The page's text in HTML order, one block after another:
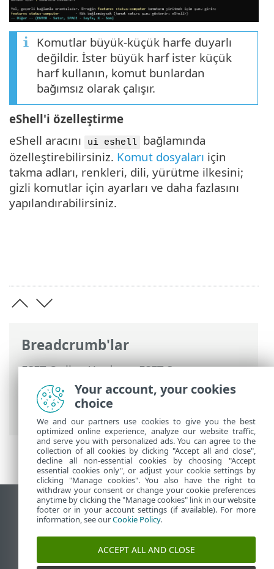
Breadcrumb'lar
ESET Online Yardım>ESET Server
Security
>Komut için argüman olarak
ESET Server Security
Araçlar
Shell
Komutlar büyük-küçük harfe duyarlı
değildir. İster büyük harf ister küçük
harf kullanın, komut bunlardan
bağımsız olarak çalışır.
eShell'i özelleştirme
eShell aracını
ui eshell
bağlamında
özelleştirebilirsiniz. Komut dosyaları için
takma adları, renkleri, dili, yürütme ilkesini;
gizli komutlar için ayarları ve daha fazlasını
yapılandırabilirsiniz.
Masaüstü sitesini görüntüle
End of Life
ESET Bilgi Bankası
Your account, your cookies
choice
We and our partners use cookies to give you the best
optimized online experience, analyze our website traffic,
and serve you with personalized ads. You can agree to the
collection of all cookies by clicking "Accept all and close",
decline all non-essential cookies by choosing "Accept
essential cookies only", or adjust your cookie settings by
clicking "Manage cookies". You also have the right to
withdraw your consent or change your cookie preferences
anytime by clicking the "Manage cookies" link in our website
footer or in your account settings (if available). For more
information, see ourCookie Policy.
ACCEPT ALL AND CLOSE